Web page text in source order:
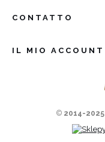
CONTATTO
IL MIO ACCOUNT
© 2014-2025